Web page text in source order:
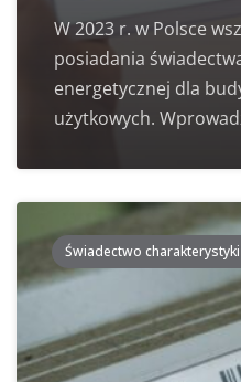
W 2023 r. w Polsce
posiadania
energetycznej dla
użytkowych.
Świadectwo